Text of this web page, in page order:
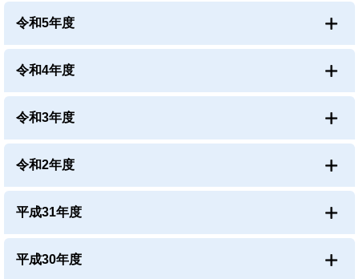
令和5年度
令和4年度
令和3年度
令和2年度
平成31年度
平成30年度